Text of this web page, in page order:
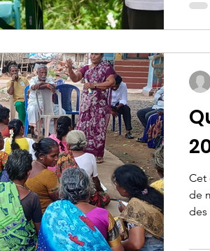
qui
Cet
de
des